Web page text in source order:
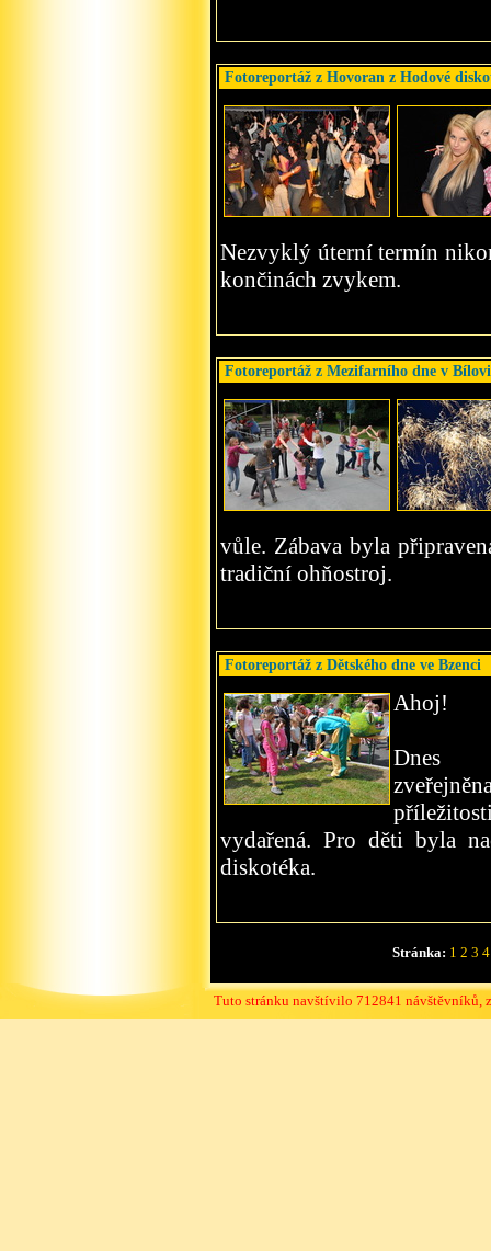
Fotoreportáž z Hovoran z Hodové
Nezvyklý úterní termín
končinách zvykem.
Fotoreportáž z Mezifarního dne v
vůle. Zábava byla
tradiční ohňostroj.
Fotoreportáž z Dětského dne ve Bzenci
Ahoj!
Dnes
vydařená. Pro děti byla
diskotéka.
Stránka: 1 2 3 4
Tuto stránku navštívilo 712841 návštěvníků,